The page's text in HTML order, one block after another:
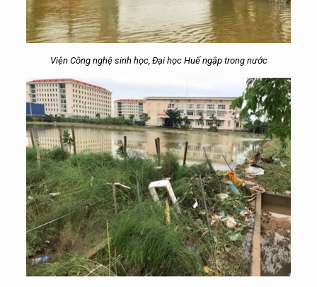
Viện Công nghệ sinh học, Đại học Huế ngập trong nước